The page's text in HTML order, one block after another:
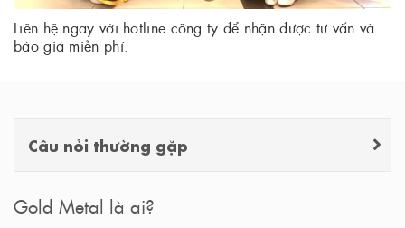
Liên hệ ngay với hotline công ty để nhận được tư vấn và
báo giá miễn phí.
Câu nỏi thường gặp
Gold Metal là ai?